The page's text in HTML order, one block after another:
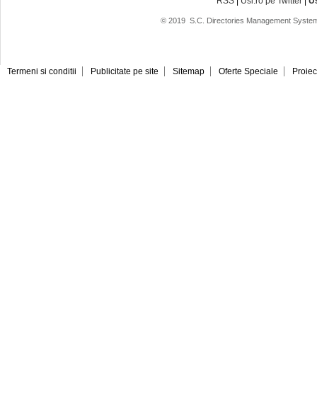
© 2019 S.C. Directories Management
Termeni si conditii Publicitate pe site Sitemap Oferte Speciale